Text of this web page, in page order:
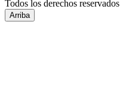
Todos los derechos reservados
Arriba